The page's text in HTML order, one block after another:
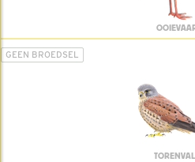
GEEN BROEDSEL